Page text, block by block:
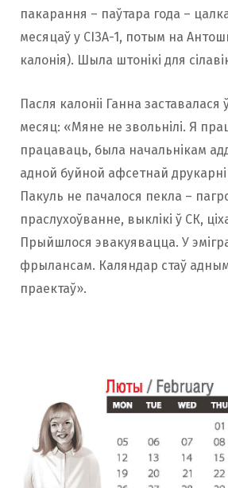
пакарання – паўтара года –
месяцаў у СІЗА-1, потым на
калонія). Шыла штонікі для
Пасля калоніі Ганна заставалася
месяц: «Мяне не звольнілі. Я
працаваць, была начальнікам
адной буйной афсетнай друкарні
Пакуль не пачалося пекла –
праслухоўванне, выклікі ў СК,
Прыйшлося эвакуявацца. У
фрылансам. Каляндар стаў
праектаў».